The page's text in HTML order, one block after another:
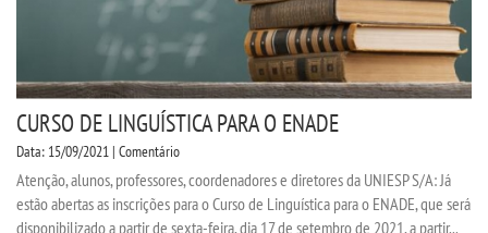
CURSO DE LINGUÍSTICA PARA O ENADE
Data: 15/09/2021 | Comentário
Atenção, alunos, professores, coordenadores e diretores da UNIESP S/A: Já
estão abertas as inscrições para o Curso de Linguística para o ENADE, que será
disponibilizado a partir de sexta-feira, dia 17 de setembro de 2021, a partir...